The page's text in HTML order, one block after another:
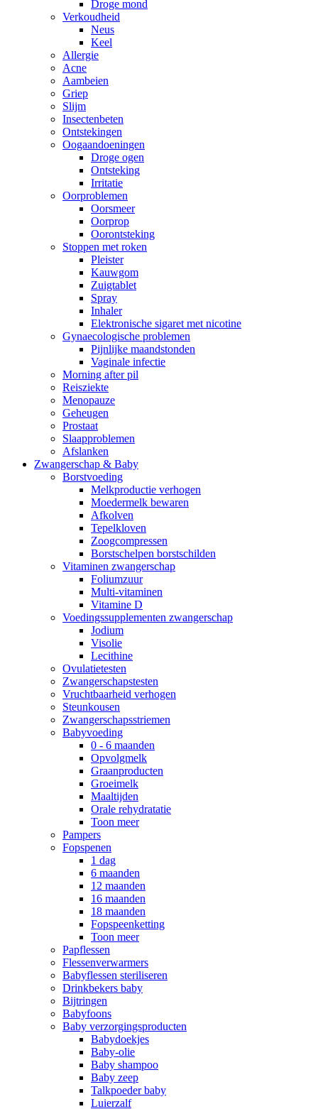
Droge mond
Verkoudheid
Neus
Keel
Allergie
Acne
Aambeien
Griep
Slijm
Insectenbeten
Ontstekingen
Oogaandoeningen
Droge ogen
Ontsteking
Irritatie
Oorproblemen
Oorsmeer
Oorprop
Oorontsteking
Stoppen met roken
Pleister
Kauwgom
Zuigtablet
Spray
Inhaler
Elektronische sigaret met nicotine
Gynaecologische problemen
Pijnlijke maandstonden
Vaginale infectie
Morning after pil
Reisziekte
Menopauze
Geheugen
Prostaat
Slaapproblemen
Afslanken
Zwangerschap & Baby
Borstvoeding
Melkproductie verhogen
Moedermelk bewaren
Afkolven
Tepelkloven
Zoogcompressen
Borstschelpen borstschilden
Vitaminen zwangerschap
Foliumzuur
Multi-vitaminen
Vitamine D
Voedingssupplementen zwangerschap
Jodium
Visolie
Lecithine
Ovulatietesten
Zwangerschapstesten
Vruchtbaarheid verhogen
Steunkousen
Zwangerschapsstriemen
Babyvoeding
0 - 6 maanden
Opvolgmelk
Graanproducten
Groeimelk
Maaltijden
Orale rehydratatie
Toon meer
Pampers
Fopspenen
1 dag
6 maanden
12 maanden
16 maanden
18 maanden
Fopspeenketting
Toon meer
Papflessen
Flessenverwarmers
Babyflessen steriliseren
Drinkbekers baby
Bijtringen
Babyfoons
Baby verzorgingsproducten
Babydoekjes
Baby-olie
Baby shampoo
Baby zeep
Talkpoeder baby
Luierzalf